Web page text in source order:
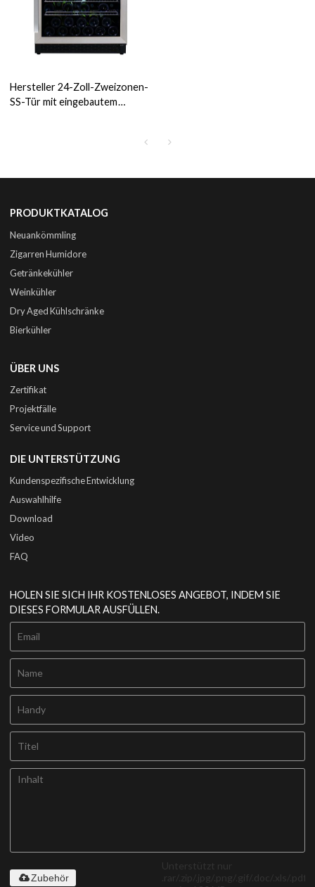
Hersteller 24-Zoll-Zweizonen-
SS-Tür mit eingebautem
PRODUKTKATALOG
Neuankömmling
Zigarren Humidore
Getränkekühler
Weinkühler
Dry Aged Kühlschränke
Bierkühler
ÜBER UNS
Zertifikat
Projektfälle
Service und Support
DIE UNTERSTÜTZUNG
Kundenspezifische Entwicklung
Auswahlhilfe
Download
Video
FAQ
HOLEN SIE SICH IHR KOSTENLOSES ANGEBOT, INDEM SIE
DIESES FORMULAR AUSFÜLLEN.
Unterstützt nur
.rar/.zip/.jpg/.png/.gif/.doc/.xls/.pdf,
Zubehör